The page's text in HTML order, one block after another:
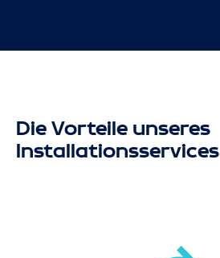
Die Vorteile unseres
Installationsservices